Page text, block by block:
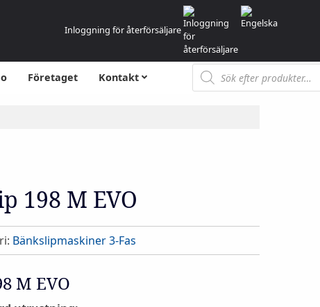
Inloggning för återförsäljare
Företaget Kontakt Produktsökning
198 M EVO
Bänkslipmaskiner 3-Fas
M EVO